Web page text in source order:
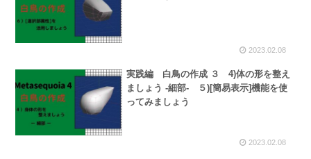
2023.02.08
実践編 白鳥の作成 ３ 4)体の形を整え
ましょう -細部- ５)[簡易表示]機能を使
ってみましょう
2023.02.08